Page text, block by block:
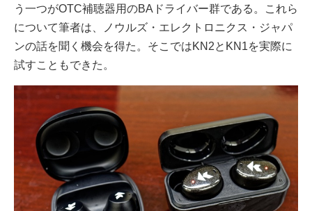
う一つがOTC補聴器用のBAドライバー群である。これら
について筆者は、ノウルズ・エレクトロニクス・ジャパ
ンの話を聞く機会を得た。そこではKN2とKN1を実際に
試すこともできた。